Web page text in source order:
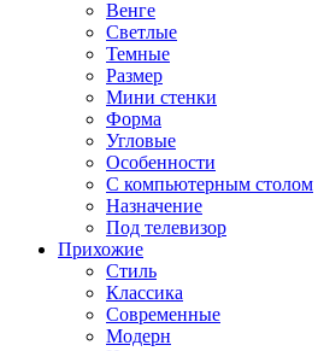
Венге
Светлые
Темные
Размер
Мини стенки
Форма
Угловые
Особенности
С компьютерным столом
Назначение
Под телевизор
Прихожие
Стиль
Классика
Современные
Модерн